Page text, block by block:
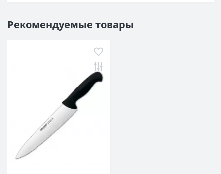
Рекомендуемые товары